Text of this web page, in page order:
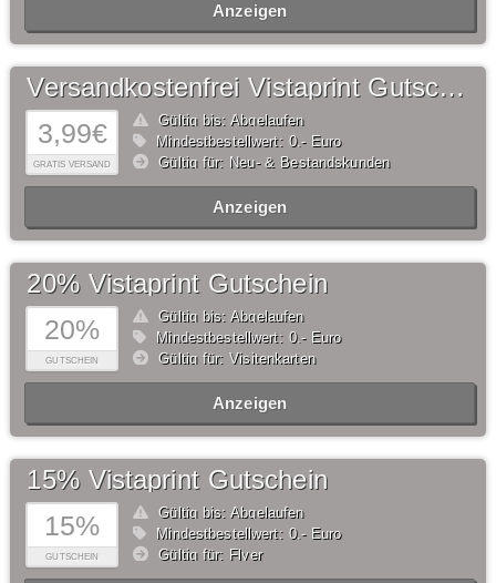
Anzeigen
3,99€
GRATIS VERSAND
Versandkostenfrei Vistaprint Gutschein
Gültig bis: Abgelaufen
Mindestbestellwert: 0,- Euro
Gültig für: Neu- & Bestandskunden
Anzeigen
20%
GUTSCHEIN
20% Vistaprint Gutschein
Gültig bis: Abgelaufen
Mindestbestellwert: 0,- Euro
Gültig für: Visitenkarten
Anzeigen
15%
GUTSCHEIN
15% Vistaprint Gutschein
Gültig bis: Abgelaufen
Mindestbestellwert: 0,- Euro
Gültig für: Flyer